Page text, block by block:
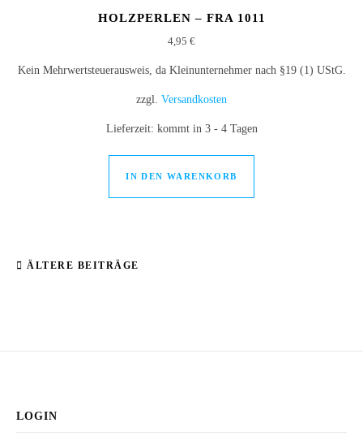
HOLZPERLEN – FRA 1011
4,95 €
Kein Mehrwertsteuerausweis, da Kleinunternehmer nach §19 (1) UStG.
zzgl. Versandkosten
Lieferzeit: kommt in 3 - 4 Tagen
IN DEN WARENKORB
ÄLTERE BEITRÄGE
LOGIN